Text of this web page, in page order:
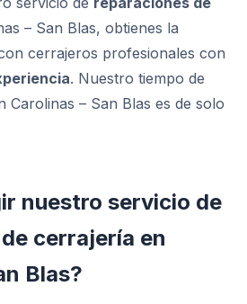
– San Blas, obtienes la
cerrajeros profesionales con
. Nuestro tiempo de
Carolinas – San Blas es de solo
nuestro servicio de
cerrajería en
Blas?